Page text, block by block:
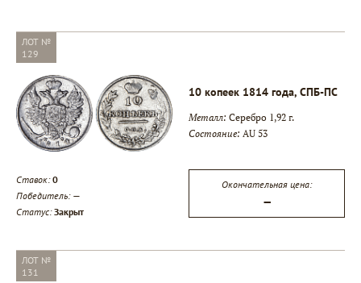
ЛОТ №
129
10 копеек 1814 года, СПБ-ПС
Металл: Серебро 1,92 г.
Состояние: AU 53
Ставок:0
Победитель: —
Статус:Закрыт
Окончательная цена:
—
ЛОТ №
131